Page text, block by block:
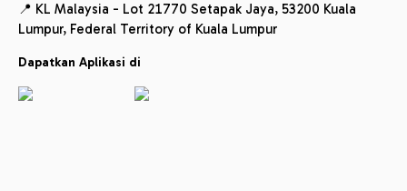
📍 KL Malaysia - Lot 21770 Setapak Jaya, 53200 Kuala
Lumpur, Federal Territory of Kuala Lumpur
Dapatkan Aplikasi di